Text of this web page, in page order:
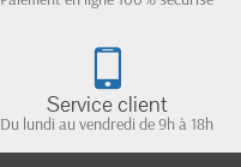
Service client
Du lundi au vendredi de 9h à 18h